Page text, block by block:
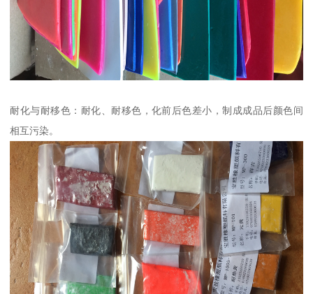
耐化与耐移色：耐化、耐移色，化前后色差小，制成成品后颜色间
相互污染。